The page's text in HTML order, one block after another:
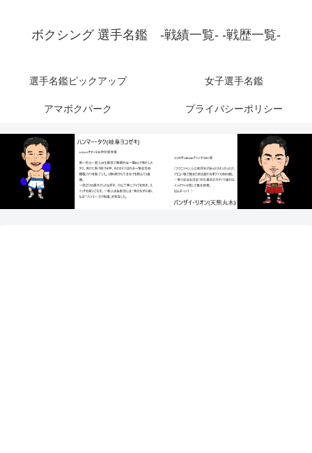
ボクシング 選手名鑑 -戦績一覧- -戦歴一覧-
選手名鑑ピックアップ 女子選手名鑑
アマボクパーク プライバシーポリシー